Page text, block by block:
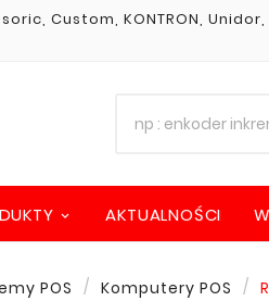
Custom, KONTRON, Unidor,
AKTUALNOŚCI
POS Komputery POS